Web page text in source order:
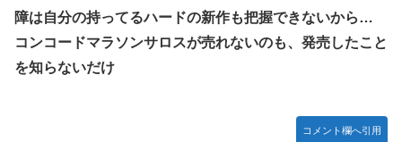
障は自分の持ってるハードの新作も把握できないから…
コンコードマラソンサロスが売れないのも、発売したこと
を知らないだけ
コメント欄へ引用